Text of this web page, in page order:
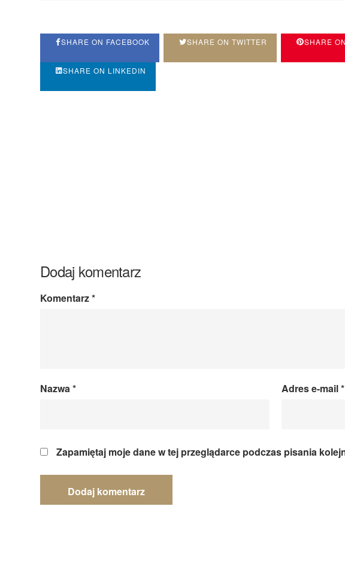
SHARE ON FACEBOOK SHARE ON TWITTER SHARE
SHARE ON LINKEDIN
Dodaj komentarz
Komentarz*
Nazwa* Adres e-mail*
Zapamiętaj moje dane w tej przeglądarce podczas pisania